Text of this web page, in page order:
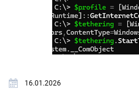
16.01.2026